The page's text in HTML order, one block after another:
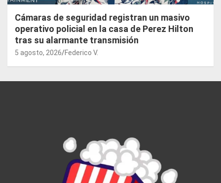
Cámaras de seguridad registran un masivo
operativo policial en la casa de Perez Hilton
tras su alarmante transmisión
5 agosto, 2026 Federico V.